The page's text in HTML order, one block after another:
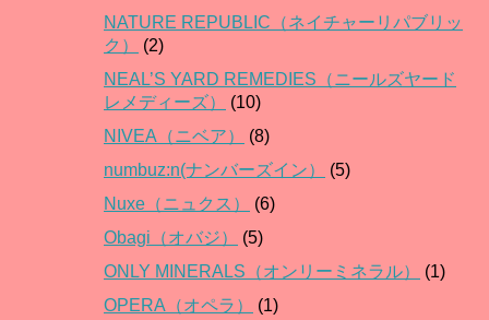
NATURE REPUBLIC（ネイチャーリパブリッ
ク）
(2)
NEAL’S YARD REMEDIES（ニールズヤード
レメディーズ）
(10)
NIVEA（ニベア）
(8)
numbuz:n(ナンバーズイン）
(5)
Nuxe（ニュクス）
(6)
Obagi（オバジ）
(5)
ONLY MINERALS（オンリーミネラル）
(1)
OPERA（オペラ）
(1)